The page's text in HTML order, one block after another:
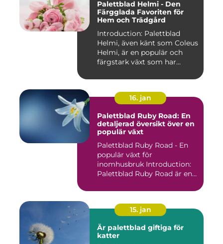
Palettblad Helmi - Den
Färgglada Favoriten för
Hem och Trädgård
Introduction: Palettblad
Helmi, även känt som Coleus
Helmi, är en populär och
färgstark växt som har...
16. jan
Palettblad Ruby Road: En
detaljerad översikt över en
populär växt
Palettblad Ruby Road - En
populär växt för
inomhusbruk Introduction:
Palettblad Ruby Road är en
15. jan
Är palettblad giftiga för
katter